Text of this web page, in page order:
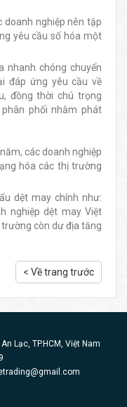
doanh nghiệp nên tập
yêu cầu số hóa một
nhanh chóng chuyển
đáp ứng yêu cầu về
đồng thời chú trọng
phối nhằm phát
các doanh nghiệp
hóa các thị trường
dệt may chính như:
nghiệp dệt may Việt
còn dư địa tăng
< Về trang trước
Lạc, TP.HCM, Việt Nam